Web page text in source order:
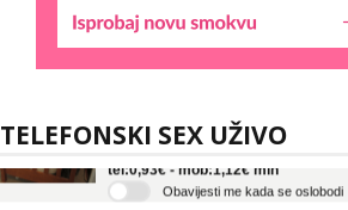
TELEFONSKI SEX UŽIVO
Maja
Tel:064/677-677 - Kod: #04
tel:0,93€ - mob:1,12€ min
Obavijesti me kada se oslobodi